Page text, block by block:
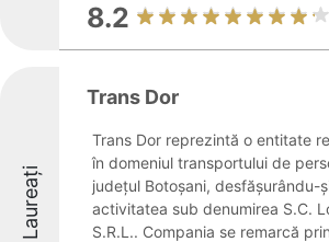
8.2
Laureați
Trans Dor
Trans Dor reprezintă o entitate
în domeniul transportului de
județul Botoșani, desfășurându-
activitatea sub denumirea S.C.
S.R.L.. Compania se remarcă prin